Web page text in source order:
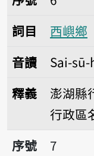
詞目
西嶼鄉
音讀
Sai-
釋義
澎湖縣
行政區
序號7大嶼
序號
7